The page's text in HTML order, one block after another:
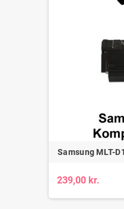
Samsung MLT-
239,00 kr.